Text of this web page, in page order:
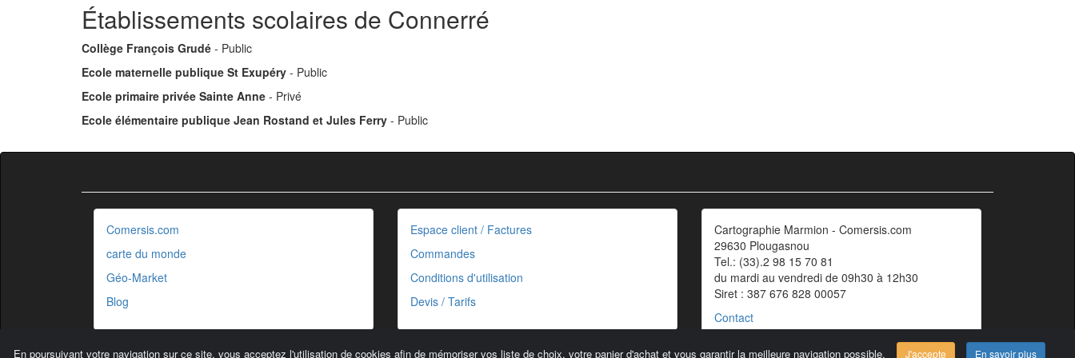
Établissements scolaires de Connerré
Collège François Grudé - Public
Ecole maternelle publique St Exupéry - Public
Ecole primaire privée Sainte Anne - Privé
Ecole élémentaire publique Jean Rostand et Jules Ferry - Public
En poursuivant votre navigation sur ce site, vous acceptez l'utilisation de cookies afin de mémoriser vos liste de choix, votre panier d'achat et vous garantir la meilleure navigation possible. J'accepte En savoir plus
Comersis.com
carte du monde
Géo-Market
Blog
Espace client / Factures
Commandes
Conditions d'utilisation
Devis / Tarifs
Cartographie Marmion - Comersis.com
29630 Plougasnou
Tel.: (33).2 98 15 70 81
du mardi au vendredi de 09h30 à 12h30
Siret : 387 676 828 00057
Contact